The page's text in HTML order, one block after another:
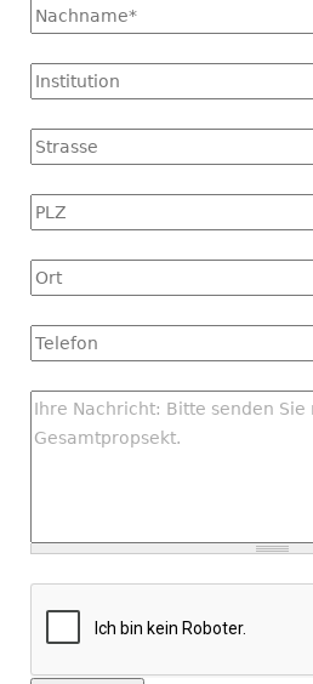
Name
Institution
Strasse
PLZ
Ort
Tel
Nachricht